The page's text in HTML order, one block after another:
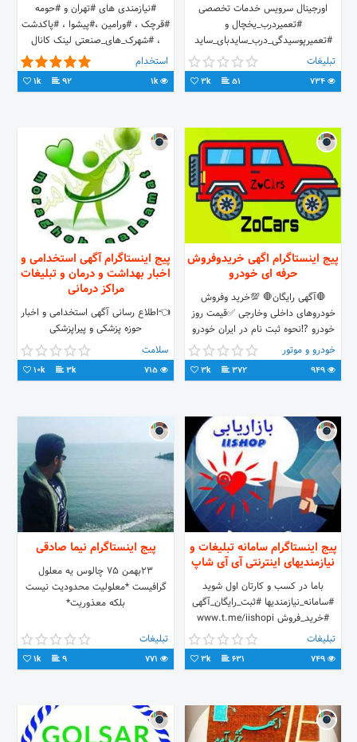
اورجینال سرویس خدمات تخصصی
#تعمیردرب_یخچال و
#تعمیرپوسیدگی_درب_سایدبای_ساید
#اورجینال_سرویس بازسازی وررفع
پوسیدگی وزنگ زدگی درب یخچال وساید
بای ساید
تبلیغات
51
3k
#نیازمندی های #تهران و #حومه
#قرچک ، #ورامین ،#پیشوا ، #پاکدشت
، #شهرک_های_صنعتی لینک کانال
تلگرام.#نیازمندی های #تهران و #حومه
#قرچک ، #ورامین ،#پیشوا ، #پاکدشت
، #شهرک_های_صنعتی لینک کانال
استخدام
1k
92
1k
پیج اینستاگرام اگهی خریدوفروش
حرفه ای خودرو
🛑آگهی رایگان🛑 💯خرید وفروش
خودروهای داخلی وخارجی ✅قیمت روز
خودرو ⁉️نحوه ثبت نام در ایران خودرو
🚘اطلاعات خودرویی ⚙️مطالب فنی
خودرو و موتور
372
3k
پیج اینستاگرام آگهی استخدامی و
اخبار بهداشت و درمان و تبلیغات
مراکز درمانی
👈اطلاع رسانی آگهی استخدامی و اخبار
حوزه پزشکی و پیراپزشکی
#تبلیغات_دایرکت نظری: کارشناس
بهداشت عمومی و کارشناس ارشد
مدیریت بهداشت و درمان
سلامت
3k
10k
پیج اینستاگرام سامانه تبلیغات و
نیازمندیهای اینترنتی آی آی شاپ
باما در کسب و کارتان اول شوید
#سامانه_نیازمندیها #ثبت_رایگان_آگهی
#خرید_فروش www.t.me/iishopi
09396531535
تبلیغات
631
3k
پیج اینستاگرام نیما صادقی
۲۳بهمن ۷۵ چالوس یه معلول
گرافیست *معلولیت محدودیت نیست
بلکه معذوریت*
تبلیغات
9
1k